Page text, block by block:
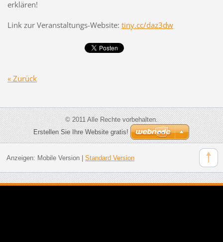
erklären!
Link zur Veranstaltungs-Website: tiny.cc/daz3dw
« Zurück
© 2011 Alle Rechte vorbehalten.
Erstellen Sie Ihre Website gratis!
Anzeigen: Mobile Version| Standard Version